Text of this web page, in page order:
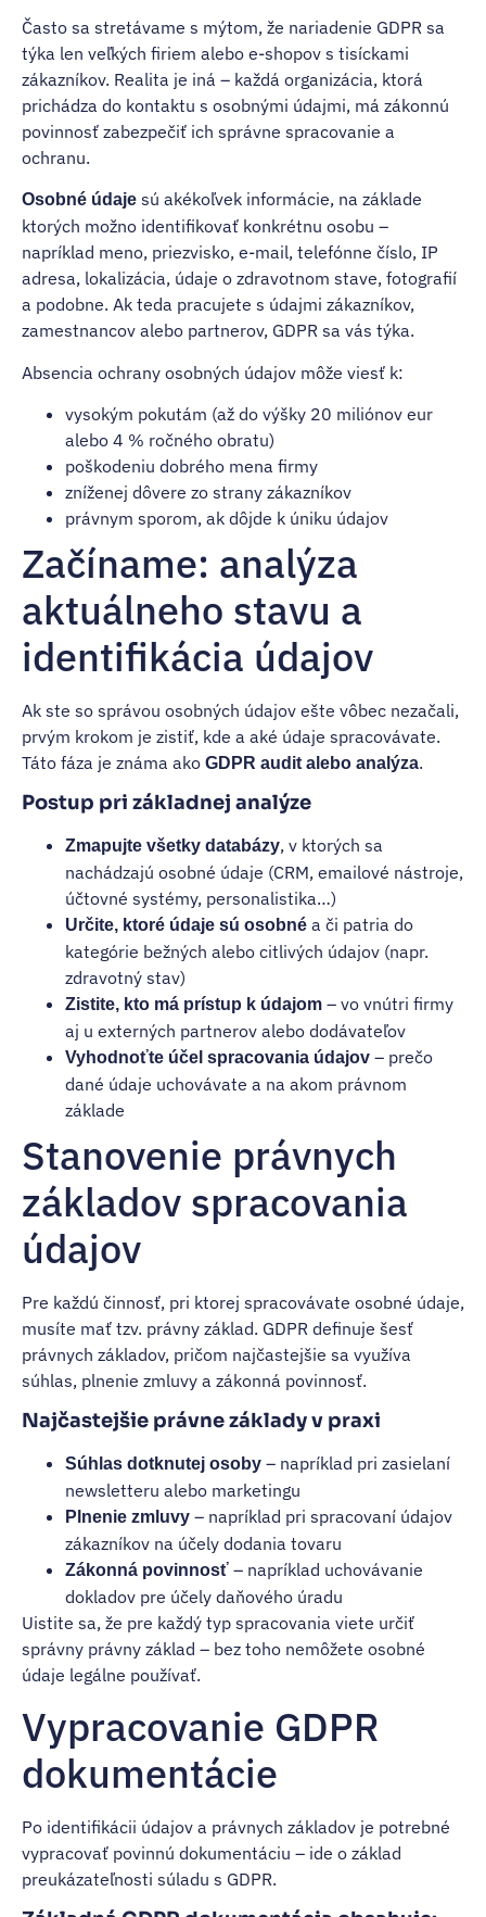
Často sa stretávame s mýtom, že nariadenie GDPR sa
týka len veľkých firiem alebo e-shopov s tisíckami
zákazníkov. Realita je iná – každá organizácia, ktorá
prichádza do kontaktu s osobnými údajmi, má zákonnú
povinnosť zabezpečiť ich správne spracovanie a
ochranu.
Osobné údaje sú akékoľvek informácie, na základe
ktorých možno identifikovať konkrétnu osobu –
napríklad meno, priezvisko, e-mail, telefónne číslo, IP
adresa, lokalizácia, údaje o zdravotnom stave, fotografií
a podobne. Ak teda pracujete s údajmi zákazníkov,
zamestnancov alebo partnerov, GDPR sa vás týka.
Absencia ochrany osobných údajov môže viesť k:
vysokým pokutám (až do výšky 20 miliónov eur
alebo 4 % ročného obratu)
poškodeniu dobrého mena firmy
zníženej dôvere zo strany zákazníkov
právnym sporom, ak dôjde k úniku údajov
Začíname: analýza
aktuálneho stavu a
identifikácia údajov
Ak ste so správou osobných údajov ešte vôbec nezačali,
prvým krokom je zistiť, kde a aké údaje spracovávate.
Táto fáza je známa ako GDPR audit alebo analýza.
Postup pri základnej analýze
Zmapujte všetky databázy, v ktorých sa
nachádzajú osobné údaje (CRM, emailové nástroje,
účtovné systémy, personalistika…)
Určite, ktoré údaje sú osobné a či patria do
kategórie bežných alebo citlivých údajov (napr.
zdravotný stav)
Zistite, kto má prístup k údajom – vo vnútri firmy
aj u externých partnerov alebo dodávateľov
Vyhodnoťte účel spracovania údajov – prečo
dané údaje uchovávate a na akom právnom
základe
Stanovenie právnych
základov spracovania
údajov
Pre každú činnosť, pri ktorej spracovávate osobné údaje,
musíte mať tzv. právny základ. GDPR definuje šesť
právnych základov, pričom najčastejšie sa využíva
súhlas, plnenie zmluvy a zákonná povinnosť.
Najčastejšie právne základy v praxi
Súhlas dotknutej osoby – napríklad pri zasielaní
newsletteru alebo marketingu
Plnenie zmluvy – napríklad pri spracovaní údajov
zákazníkov na účely dodania tovaru
Zákonná povinnosť – napríklad uchovávanie
dokladov pre účely daňového úradu
Uistite sa, že pre každý typ spracovania viete určiť
správny právny základ – bez toho nemôžete osobné
údaje legálne používať.
Vypracovanie GDPR
dokumentácie
Po identifikácii údajov a právnych základov je potrebné
vypracovať povinnú dokumentáciu – ide o základ
preukázateľnosti súladu s GDPR.